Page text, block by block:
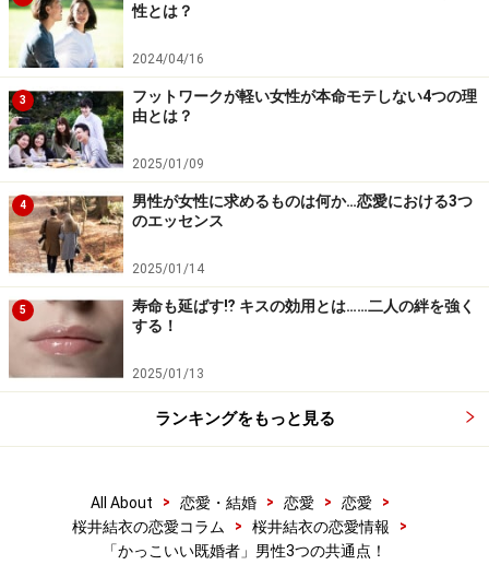
器の大きさがあるのでしょう。
実際に、家庭円満で、会社も黒字で社員からの信頼も厚
く、常に女性からモテモテな「カッコ良すぎる既婚者」
の知人たちは、人一倍思いやりがあって、周りの人間を
喜ばせることが大好きで、人情深く、フットワークが軽
いという特徴があります。そして、会社を経営している
せいか、俯瞰した見方をして物事の先をよんだり、常に
全体を捉えています。
一緒にいて満足度が高いと思う人が多いからこそ、「カ
ッコ良すぎる既婚者」の周りに人が集まってくるのでし
ょう。そして、何より「カッコ良すぎる既婚者」は徹底
したリスク管理をしているからこそ、秘密の恋が成立す
るのではないでしょうか。
性とは？
2024/04/16
3
フットワークが軽い女性が本命モテしない4つの理
由とは？
2025/01/09
4
男性が女性に求めるものは何か…恋愛における3つ
のエッセンス
2025/01/14
5
寿命も延ばす⁉ キスの効用とは……二人の絆を強く
する！
2025/01/13
ランキングをもっと見る
All About > 恋愛・結婚 > 恋愛 > 恋愛
>
桜井結衣の恋愛コラム
> 桜井結衣の恋愛情報
>
「かっこいい既婚者」男性3つの共通点！